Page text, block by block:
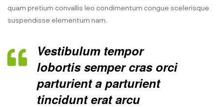
quam pretium convallis leo condimentum congue scelerisque
suspendisse elementum nam.
Vestibulum tempor
lobortis semper cras orci
parturient a parturient
tincidunt erat arcu